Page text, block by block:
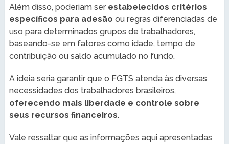
Além disso, poderiam ser estabelecidos critérios
específicos para adesão ou regras diferenciadas de
uso para determinados grupos de trabalhadores,
baseando-se em fatores como idade, tempo de
contribuição ou saldo acumulado no fundo.
A ideia seria garantir que o FGTS atenda às diversas
necessidades dos trabalhadores brasileiros,
oferecendo mais liberdade e controle sobre
seus recursos financeiros.
Vale ressaltar que as informações aqui apresentadas